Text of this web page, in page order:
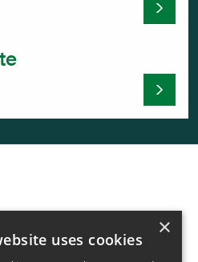
×
uses cookies